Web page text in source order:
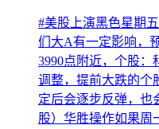
#美股上演黑色星期
们大A有一定影响，
3990点附近，个股：
调整，提前大跌的个
定后会逐步反弹，也
股）华胜操作如果周